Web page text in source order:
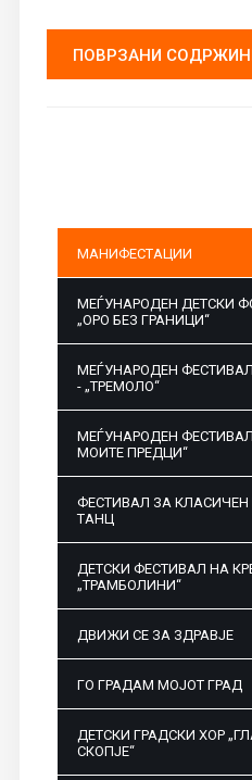
ПОВРЗАНИ
МАНИФЕСТАЦИИ
МЕЃУНАРОДЕН ДЕТСКИ
„ОРО БЕЗ ГРАНИЦИ“
МЕЃУНАРОДЕН
- „ТРЕМОЛО“
МЕЃУНАРОДЕН
МОИТЕ ПРЕДЦИ“
ФЕСТИВАЛ ЗА КЛАСИЧЕН
ТАНЦ
ДЕТСКИ ФЕСТИВАЛ НА
„ТРАМБОЛИНИ“
ДВИЖИ СЕ ЗА ЗДРАВЈЕ
ГО ГРАДАМ МОЈОТ ГРАД
ДЕТСКИ ГРАДСКИ ХОР
СКОПЈЕ“